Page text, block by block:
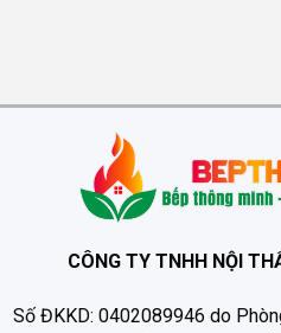
CÔNG TY TNHH NỘI
Số ĐKKD: 0402089946 do